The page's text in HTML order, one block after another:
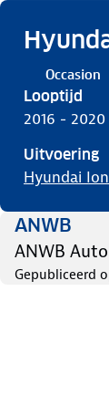
Occasion
Looptijd
2016 - 2020
Uitvoering
Hyundai
ANWB
ANWB
Gepubliceerd